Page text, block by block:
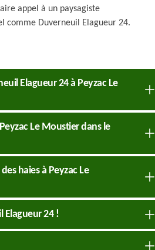
appel à un paysagiste
comme Duverneuil Elagueur 24.
Elagueur 24 à Peyzac Le
Le Moustier dans le
haies à Peyzac Le
Elagueur 24 !